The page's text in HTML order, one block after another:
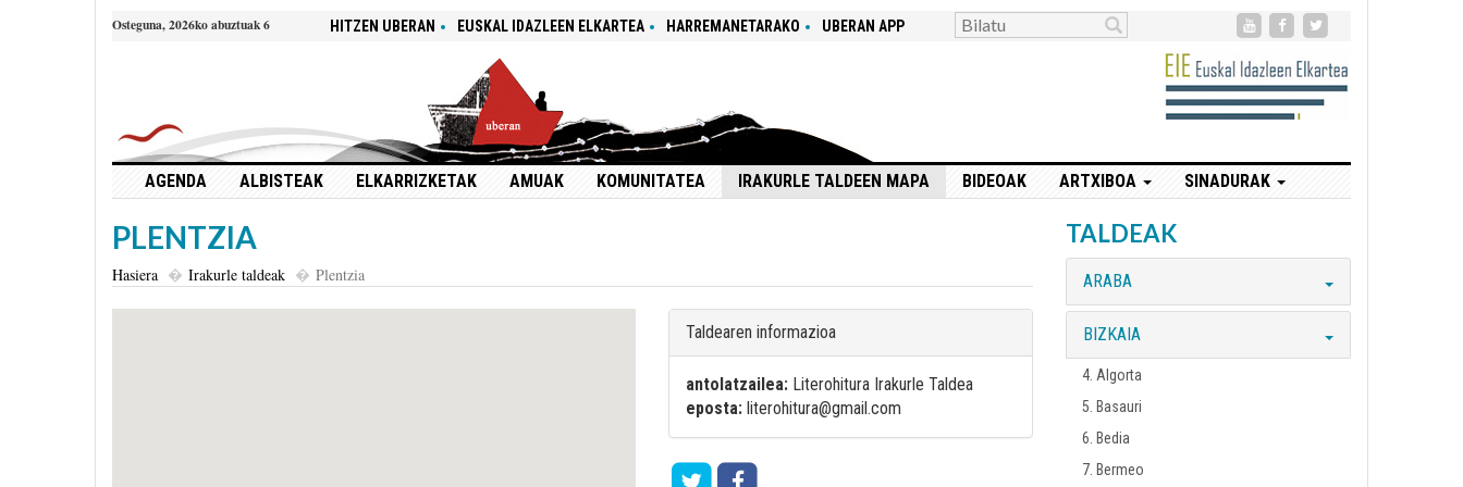
Osteguna, 2026ko abuztuak 6 HITZEN UBERAN EUSKAL IDAZLEEN ELKARTEA HARREMANETARAKO UBERAN APP
AGENDA ALBISTEAK ELKARRIZKETAK AMUAK KOMUNITATEA IRAKURLE TALDEEN MAPA BIDEOAK ARTXIBOA SINADURAK
PLENTZIA
Hasiera Irakurle taldeak Plentzia
Taldearen informazioa
antolatzailea: Literohitura Irakurle Taldea
eposta: literohitura@gmail.com
TALDEAK
ARABA
BIZKAIA
4. Algorta
5. Basauri
6. Bedia
7. Bermeo